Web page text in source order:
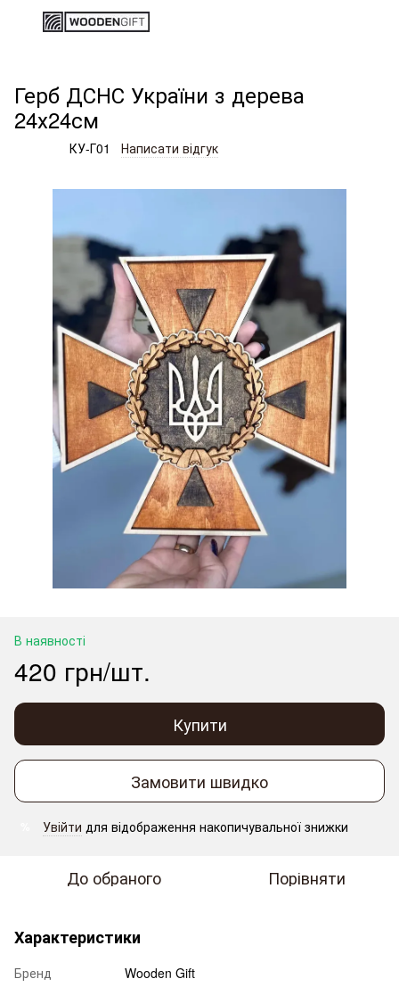
Герб ДСНС України з дерева
24х24см
КУ-Г01 Написати відгук
В наявності
420 грн/шт.
Купити
Замовити швидко
Увійти для відображення накопичувальної знижки
До обраного Порівняти
Характеристики
Бренд
Wooden Gift